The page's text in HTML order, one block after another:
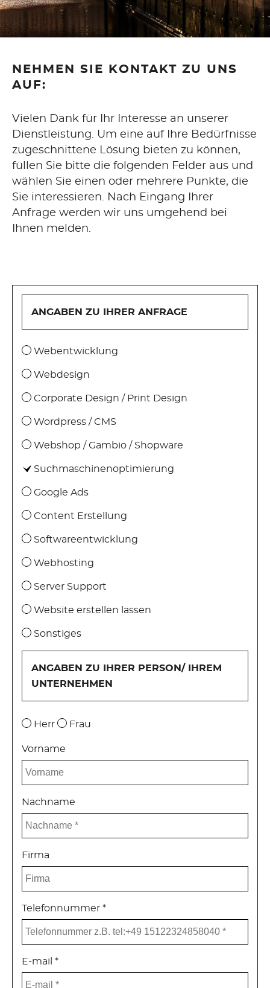
WEBDESIGN
CORPORATE DESIGN
SEO
CONTENT-ERSTELLUNG
WORDPRESS
SHOPWARE
WEBSHOP
PROJEKTMANAGEMENT
SERVER
SERVERSUPPORT
WEBHOSTING
NEHMEN SIE KONTAKT ZU UNS
AUF:
Vielen Dank für Ihr Interesse an unserer
Dienstleistung. Um eine auf Ihre Bedürfnisse
zugeschnittene Lösung bieten zu können,
füllen Sie bitte die folgenden Felder aus und
wählen Sie einen oder mehrere Punkte, die
Sie interessieren. Nach Eingang Ihrer
Anfrage werden wir uns umgehend bei
Ihnen melden.
ANGABEN ZU IHRER ANFRAGE
Webentwicklung
Webdesign
Corporate Design / Print Design
Wordpress / CMS
Webshop / Gambio / Shopware
Suchmaschinenoptimierung
Google Ads
Content Erstellung
Softwareentwicklung
Webhosting
Server Support
Website erstellen lassen
Sonstiges
ANGABEN ZU IHRER PERSON/ IHREM
UNTERNEHMEN
Herr Frau
Vorname
Nachname
Firma
Telefonnummer *
E-mail *